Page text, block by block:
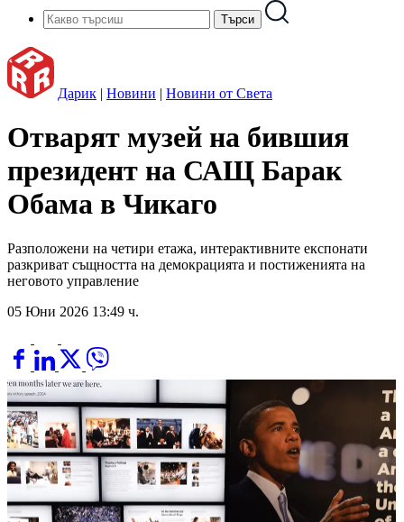
Дарик | Новини | Новини от Света
Отварят музей на бившия
президент на САЩ Барак
Обама в Чикаго
Разположени на четири етажа, интерактивните експонати
разкриват същността на демокрацията и постиженията на
неговото управление
05 Юни 2026 13:49 ч.